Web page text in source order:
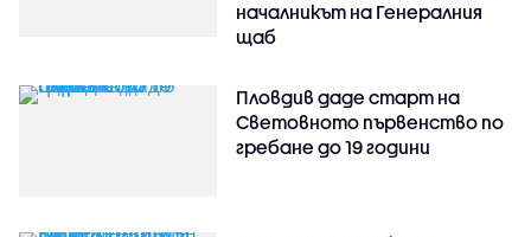
началникът на Генералния
щаб
Пловдив даде старт на
Световното първенство по
гребане до 19 години